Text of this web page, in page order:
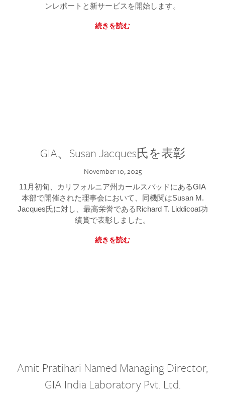
ンレポートと新サービスを開始します。
続きを読む
GIA、Susan Jacques氏を表彰
November 10, 2025
11月初旬、カリフォルニア州カールスバッドにあるGIA
本部で開催された理事会において、同機関はSusan M.
Jacques氏に対し、最高栄誉であるRichard T. Liddicoat功
績賞で表彰しました。
続きを読む
Amit Pratihari Named Managing Director,
GIA India Laboratory Pvt. Ltd.